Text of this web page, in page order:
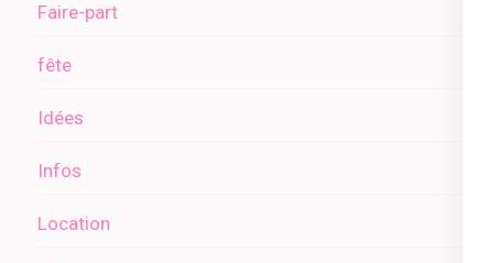
Faire-part
fête
Idées
Infos
Location